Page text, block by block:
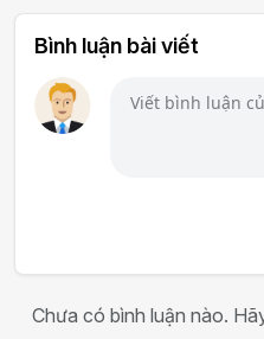
Bình luận bài viết
Chưa có bình luận nào.